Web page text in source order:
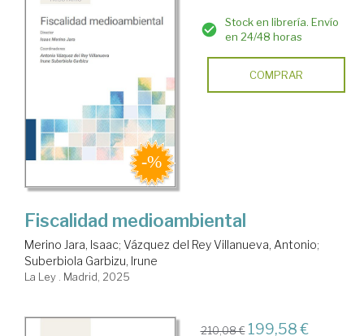
Stock en librería. Envío
en 24/48 horas
COMPRAR
Fiscalidad medioambiental
Merino Jara, Isaac; Vázquez del Rey Villanueva, Antonio;
Suberbiola Garbizu, Irune
La Ley . Madrid, 2025
210,08 € 199,58 €